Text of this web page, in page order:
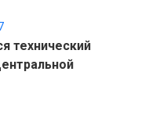
технический